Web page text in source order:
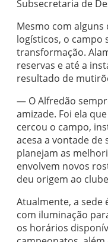
Subsecretaria de
Mesmo com
logísticos, o campo
transformação.
reservas e até a
resultado de
— O Alfredão
amizade. Foi ela
cercou o campo,
acesa a vontade de
planejam as
envolvem novos
deu origem ao
Atualmente, a sede
com iluminação
os horários